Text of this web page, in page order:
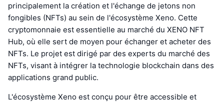
principalement la création et l'échange de jetons non
fongibles (NFTs) au sein de l'écosystème Xeno. Cette
cryptomonnaie est essentielle au marché du XENO NFT
Hub, où elle sert de moyen pour échanger et acheter des
NFTs. Le projet est dirigé par des experts du marché des
NFTs, visant à intégrer la technologie blockchain dans des
applications grand public.
L'écosystème Xeno est conçu pour être accessible et